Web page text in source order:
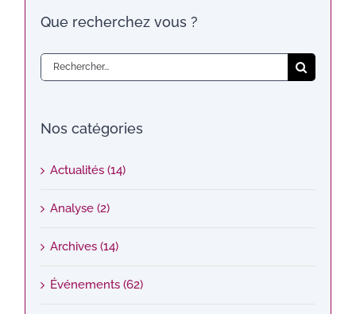
Que recherchez vous ?
Rechercher:
Nos catégories
Actualités (14)
Analyse (2)
Archives (14)
Événements (62)